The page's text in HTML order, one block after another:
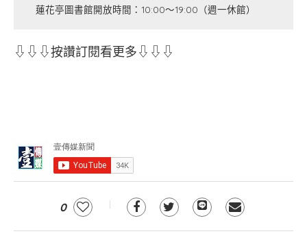
蓮花亭圖書館開放時間：10:00～19:00（週一休館）
⇩⇩⇩按讚訂閱看更多⇩⇩⇩
0